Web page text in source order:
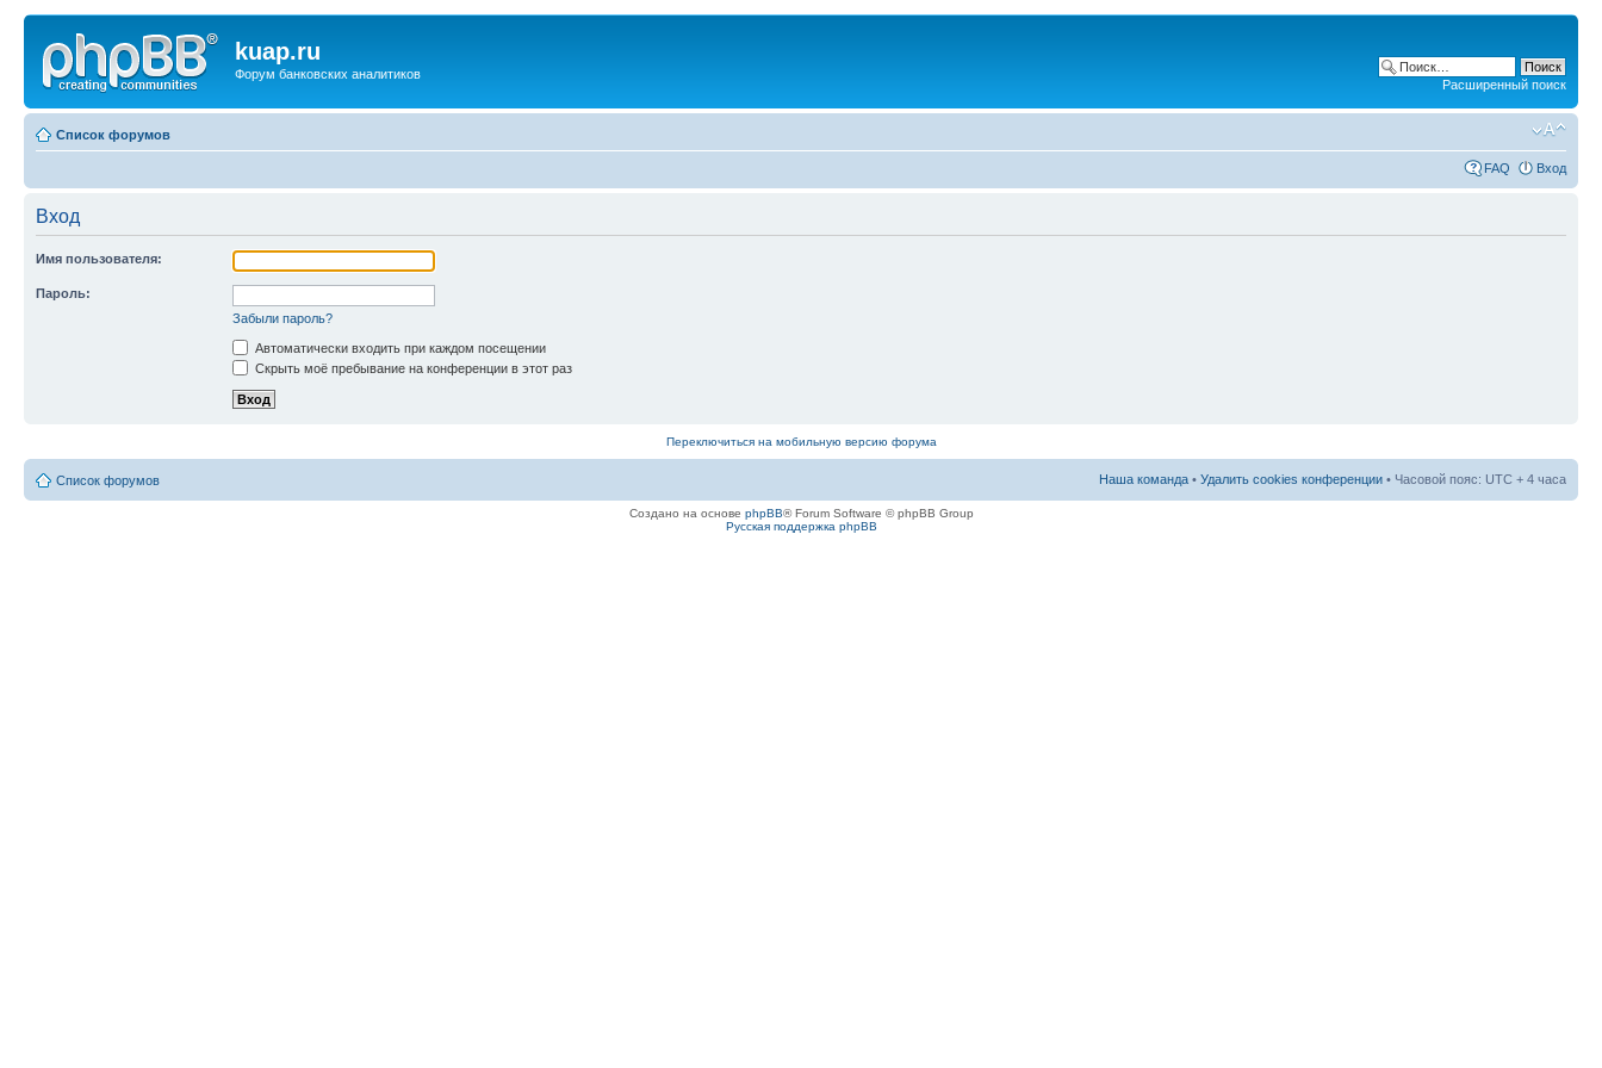
kuap.ru
Форум банковских аналитиков
Расширенный поиск
Список форумов
FAQ Вход
Вход
Имя пользователя:
Пароль:
Забыли пароль?
Автоматически входить при каждом посещении
Скрыть моё пребывание на конференции в этот раз
Переключиться на мобильную версию форума
Список форумов Наша команда • Удалить cookies конференции • Часовой пояс: UTC + 4 часа
Создано на основе phpBB® Forum Software © phpBB Group
Русская поддержка phpBB